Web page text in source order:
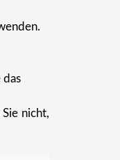
das
nicht,